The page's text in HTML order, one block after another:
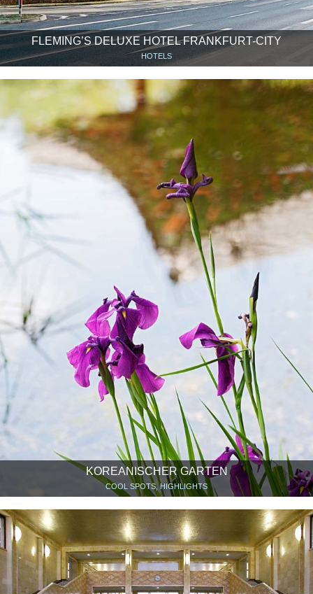
FLEMING’S DELUXE HOTEL FRANKFURT-CITY
HOTELS
KOREANISCHER GARTEN
COOL SPOTS, HIGHLIGHTS